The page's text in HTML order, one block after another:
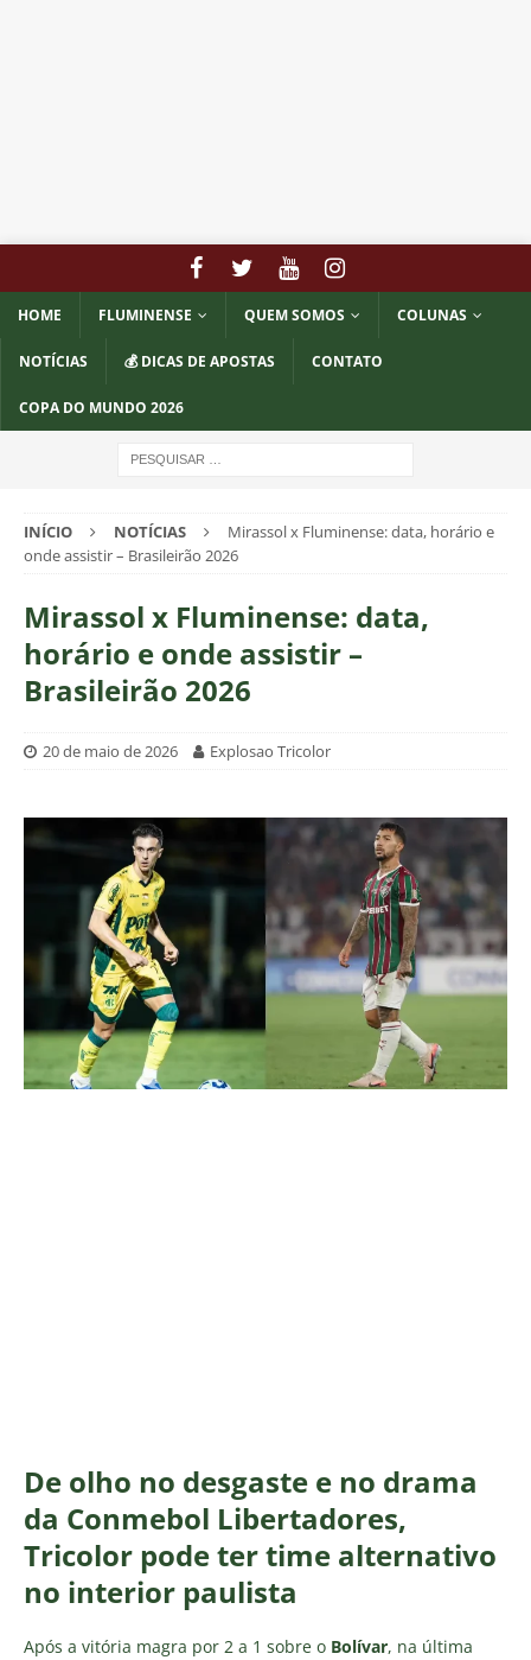
HOME FLUMINENSE QUEM SOMOS COLUNAS
NOTÍCIAS 💰 DICAS DE APOSTAS CONTATO
COPA DO MUNDO 2026
INÍCIO NOTÍCIAS
Mirassol x Fluminense: data, horário e
onde assistir – Brasileirão 2026
Mirassol x Fluminense: data,
horário e onde assistir –
Brasileirão 2026
20 de maio de 2026 Explosao Tricolor
De olho no desgaste e no drama
da Conmebol Libertadores,
Tricolor pode ter time alternativo
no interior paulista
Após a vitória magra por 2 a 1 sobre o Bolívar, na última